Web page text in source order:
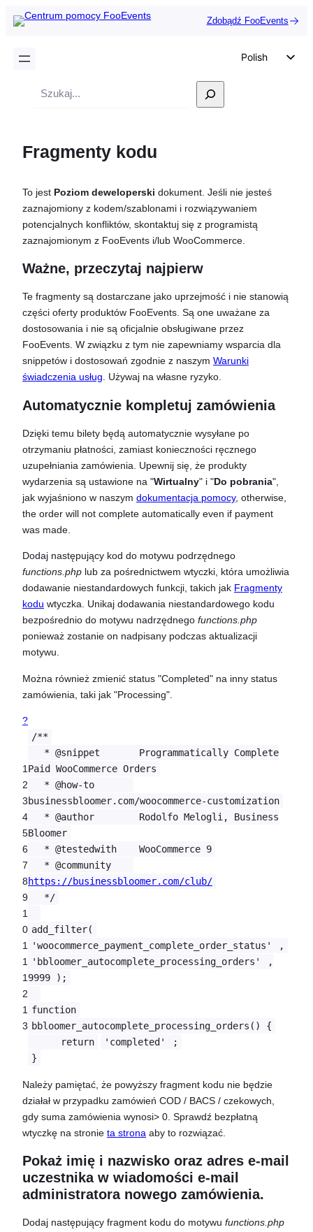
Zdobądź FooEvents
Polish
Portuguese
French
Czech
Wyszukiwanie
Fragmenty kodu
To jest Poziom deweloperski dokument. Jeśli nie jesteś
zaznajomiony z kodem/szablonami i rozwiązywaniem
potencjalnych konfliktów, skontaktuj się z programistą
zaznajomionym z FooEvents i/lub WooCommerce.
Ważne, przeczytaj najpierw
Te fragmenty są dostarczane jako uprzejmość i nie stanowią
części oferty produktów FooEvents. Są one uważane za
dostosowania i nie są oficjalnie obsługiwane przez
FooEvents. W związku z tym nie zapewniamy wsparcia dla
snippetów i dostosowań zgodnie z naszym Warunki
świadczenia usług . Używaj na własne ryzyko.
Automatycznie kompletuj zamówienia
Dzięki temu bilety będą automatycznie wysyłane po
otrzymaniu płatności, zamiast konieczności ręcznego
uzupełniania zamówienia. Upewnij się, że produkty
wydarzenia są ustawione na "Wirtualny" i "Do pobrania",
jak wyjaśniono w naszym dokumentacja pomocy, otherwise,
the order will not complete automatically even if payment
was made.
Dodaj następujący kod do motywu podrzędnego
functions.php lub za pośrednictwem wtyczki, która umożliwia
dodawanie niestandardowych funkcji, takich jak Fragmenty
kodu wtyczka. Unikaj dodawania niestandardowego kodu
bezpośrednio do motywu nadrzędnego functions.php
ponieważ zostanie on nadpisany podczas aktualizacji
motywu.
Można również zmienić status "Completed" na inny status
zamówienia, taki jak "Processing".
?
1
2
3
4
5
6
7
8
9
1
0
1
1
1
2
1
3
/**
* @snippet Programmatically Complete
Paid WooCommerce Orders
* @how-to
businessbloomer.com/woocommerce-customization
* @author Rodolfo Melogli, Business
Bloomer
* @testedwith WooCommerce 9
* @community
https://businessbloomer.com/club/
*/
add_filter(
'woocommerce_payment_complete_order_status'
,
'bbloomer_autocomplete_processing_orders'
,
9999 );
function
bbloomer_autocomplete_processing_orders() {
return
'completed'
;
}
Należy pamiętać, że powyższy fragment kodu nie będzie
działał w przypadku zamówień COD / BACS / czekowych,
gdy suma zamówienia wynosi> 0. Sprawdź bezpłatną
wtyczkę na stronie ta strona aby to rozwiązać.
Pokaż imię i nazwisko oraz adres e-mail
uczestnika w wiadomości e-mail
administratora nowego zamówienia.
Dodaj następujący fragment kodu do motywu functions.php